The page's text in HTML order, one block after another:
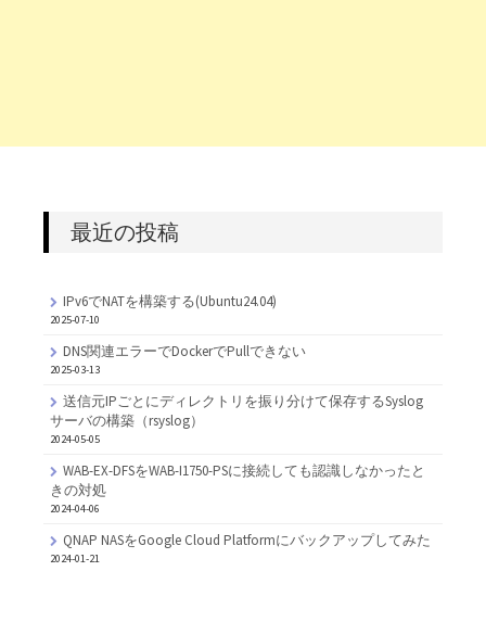
最近の投稿
IPv6でNATを構築する(Ubuntu24.04)
2025-07-10
DNS関連エラーでDockerでPullできない
2025-03-13
送信元IPごとにディレクトリを振り分けて保存するSyslog
サーバの構築（rsyslog）
2024-05-05
WAB-EX-DFSをWAB-I1750-PSに接続しても認識しなかったと
きの対処
2024-04-06
QNAP NASをGoogle Cloud Platformにバックアップしてみた
2024-01-21